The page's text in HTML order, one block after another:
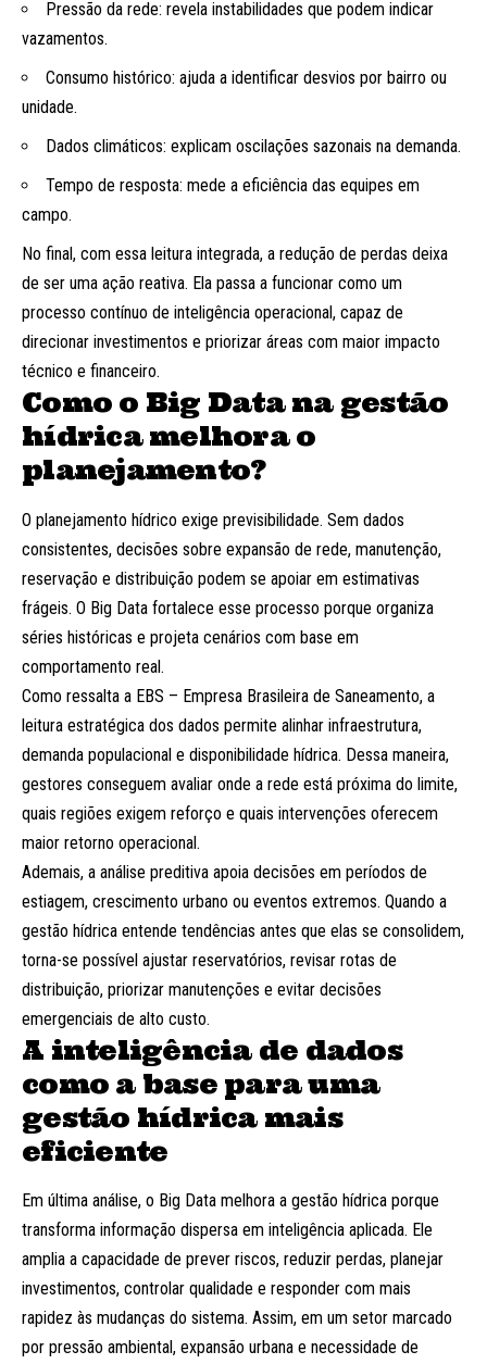
Pressão da rede: revela instabilidades que podem indicar
vazamentos.
Consumo histórico: ajuda a identificar desvios por bairro ou
unidade.
Dados climáticos: explicam oscilações sazonais na demanda.
Tempo de resposta: mede a eficiência das equipes em
campo.
No final, com essa leitura integrada, a redução de perdas deixa
de ser uma ação reativa. Ela passa a funcionar como um
processo contínuo de inteligência operacional, capaz de
direcionar investimentos e priorizar áreas com maior impacto
técnico e financeiro.
Como o Big Data na gestão
hídrica melhora o
planejamento?
O planejamento hídrico exige previsibilidade. Sem dados
consistentes, decisões sobre expansão de rede, manutenção,
reservação e distribuição podem se apoiar em estimativas
frágeis. O Big Data fortalece esse processo porque organiza
séries históricas e projeta cenários com base em
comportamento real.
Como ressalta a EBS – Empresa Brasileira de Saneamento, a
leitura estratégica dos dados permite alinhar infraestrutura,
demanda populacional e disponibilidade hídrica. Dessa maneira,
gestores conseguem avaliar onde a rede está próxima do limite,
quais regiões exigem reforço e quais intervenções oferecem
maior retorno operacional.
Ademais, a análise preditiva apoia decisões em períodos de
estiagem, crescimento urbano ou eventos extremos. Quando a
gestão hídrica entende tendências antes que elas se consolidem,
torna-se possível ajustar reservatórios, revisar rotas de
distribuição, priorizar manutenções e evitar decisões
emergenciais de alto custo.
A inteligência de dados
como a base para uma
gestão hídrica mais
eficiente
Em última análise, o Big Data melhora a gestão hídrica porque
transforma informação dispersa em inteligência aplicada. Ele
amplia a capacidade de prever riscos, reduzir perdas, planejar
investimentos, controlar qualidade e responder com mais
rapidez às mudanças do sistema. Assim, em um setor marcado
por pressão ambiental, expansão urbana e necessidade de